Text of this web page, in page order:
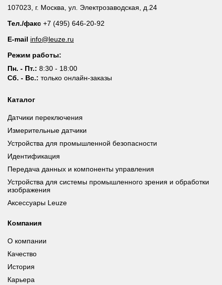
107023, г. Москва, ул. Электрозаводская, д.24
Тел./факс +7 (495) 646-20-92
E-mail info@leuze.ru
Режим работы:
Пн. - Пт.: 8:30 - 18:00
Сб. - Вс.: только онлайн-заказы
Каталог
Датчики переключения
Измерительные датчики
Устройства для промышленной безопасности
Идентификация
Передача данных и компоненты управления
Устройства для системы промышленного зрения и обработки
изображения
Аксессуары Leuze
Компания
О компании
Качество
История
Карьера